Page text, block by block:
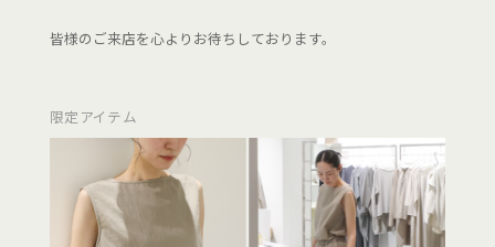
皆様のご来店を心よりお待ちしております。
限定アイテム